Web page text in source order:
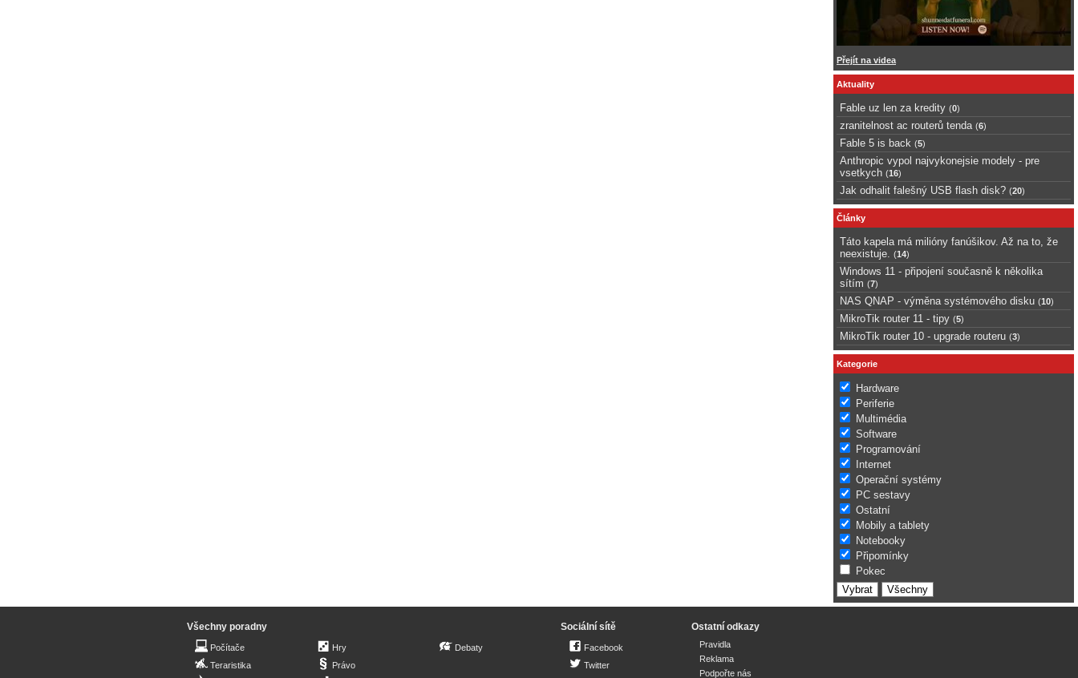
Přejít na videa
Aktuality
Fable uz len za kredity (0)
zranitelnost ac routerů tenda (6)
Fable 5 is back (5)
Anthropic vypol najvykonejsie modely - pre
vsetkych (16)
Jak odhalit falešný USB flash disk? (20)
Články
Táto kapela má milióny fanúšikov. Až na to, že
neexistuje.
(14)
Windows 11 - připojení současně k několika
sítím (7)
NAS QNAP - výměna systémového disku (10)
MikroTik router 11 - tipy (5)
MikroTik router 10 - upgrade routeru (3)
Kategorie
Hardware
Periferie
Multimédia
Software
Programování
Internet
Operační systémy
PC sestavy
Ostatní
Mobily a tablety
Notebooky
Připomínky
Pokec
Všechny poradny
Počítače
Teraristika
Hry
Právo
Debaty
Sociální sítě
Facebook
Twitter
Ostatní odkazy
Pravidla
Reklama
Podpořte nás